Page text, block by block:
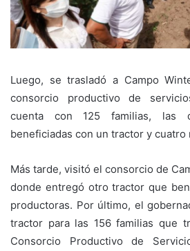
Luego, se trasladó a Campo
consorcio productivo de
cuenta con 125 familias, las
beneficiadas con un tractor y
Más tarde, visitó el consorcio de
donde entregó otro tractor que
productoras. Por último, el
tractor para las 156 familias que
Consorcio Productivo de